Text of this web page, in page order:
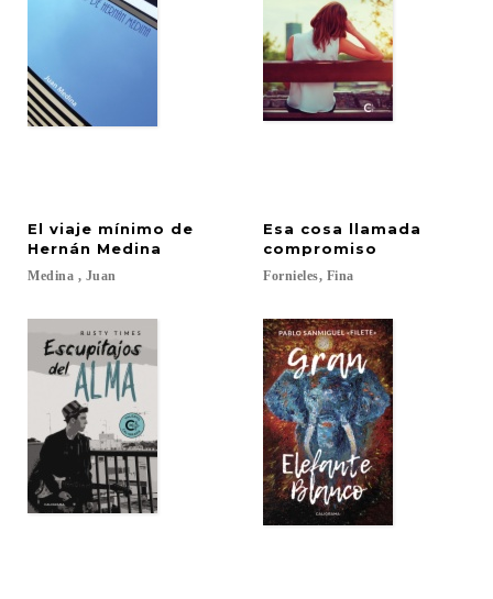
El viaje mínimo de
Hernán Medina
Medina , Juan
Esa cosa llamada
compromiso
Fornieles, Fina